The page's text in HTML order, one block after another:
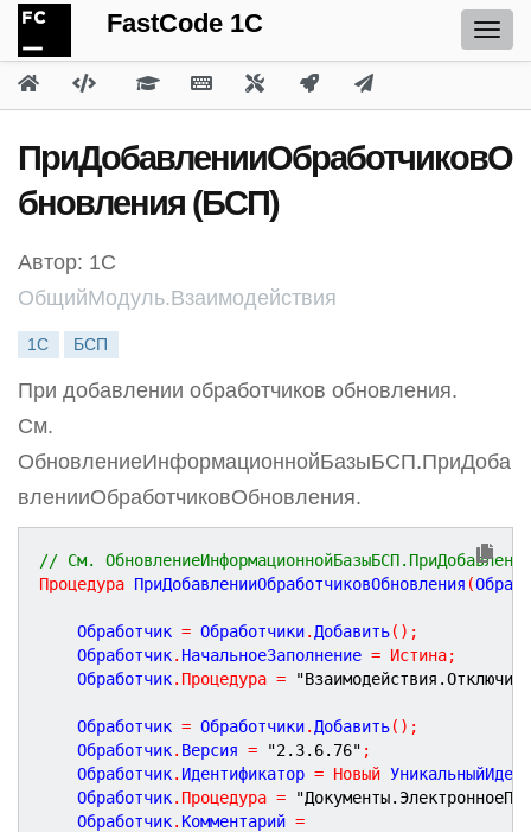
FastCode 1C
ПриДобавленииОбработчиковО
бновления (БСП)
Автор: 1С
ОбщийМодуль.Взаимодействия
1С БСП
При добавлении обработчиков обновления.
См.
ОбновлениеИнформационнойБазыБСП.ПриДоба
вленииОбработчиковОбновления.
// См.
Процедура ПриДобавленииОбработчиковОбновления (
	Обработчик
= Обработчики. Добавить( ) ;
	Обработчик
. НачальноеЗаполнение = Истина;
	Обработчик
. Процедура =
	Обработчик
= Обработчики. Добавить( ) ;
	Обработчик
. Версия = "2.3.6.76" ;
	Обработчик
. Идентификатор = Новый
	Обработчик
. Процедура =
	Обработчик
. Комментарий =